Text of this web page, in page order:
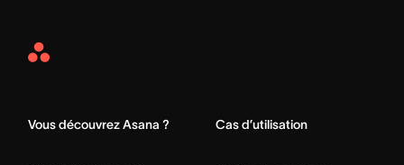
Asana
Vous découvrez Asana ? Cas d’utilisation